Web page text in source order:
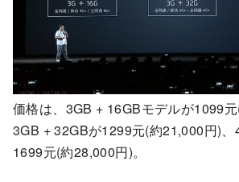
価格は、3GB + 16GBモデルが1099元
3GB + 32GBが1299元(約21,000円)
1699元(約28,000円)。